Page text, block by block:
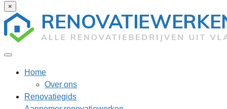
×
Home
Over ons
Renovatiegids